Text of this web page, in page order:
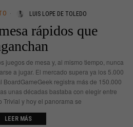
LUIS LOPE DE TOLEDO
rápidos que
juegos de mesa y, al mismo tiempo, nunca
a jugar. El mercado supera ya los 5.000
BoardGameGeek registra más de 150.000
unas décadas bastaba con elegir entre
Trivial y hoy el panorama se
LEER MÁS